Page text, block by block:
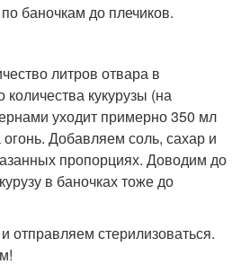
баночкам до плечиков.
литров отвара в
кукурузы (на
уходит примерно 350 мл
Добавляем соль, сахар и
пропорциях. Доводим до
в баночках тоже до
стерилизоваться.